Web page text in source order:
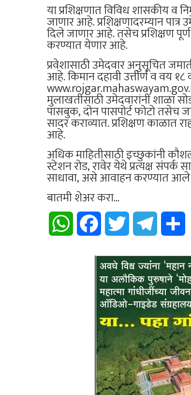
या प्रशिक्षणात विविध शासकीय व
जाणार आहे. प्रशिक्षणादरम्यान
दिले जाणार आहे. तसेच प्रशिक्षण
करण्यात येणार आहे.
प्रवेशासाठी उमेदवार अनुसूचित
आहे. किमान दहावी उत्तीर्ण व वय
मुलाखतीसाठी उमेदवारांनी शाळा
पासबुक, दोन पासपोर्ट फोटो तसेच
सादर कराव्यात. प्रशिक्षण काळात
आहे.
अधिक माहितीसाठी इच्छुकांनी
स्टेशन रोड, रावेर येथे प्रत्यक्ष संपर्क
साधावा, असे आवाहन करण्यात
बातमी शेअर करा...
WhatsApp Facebook Twitter Telegram